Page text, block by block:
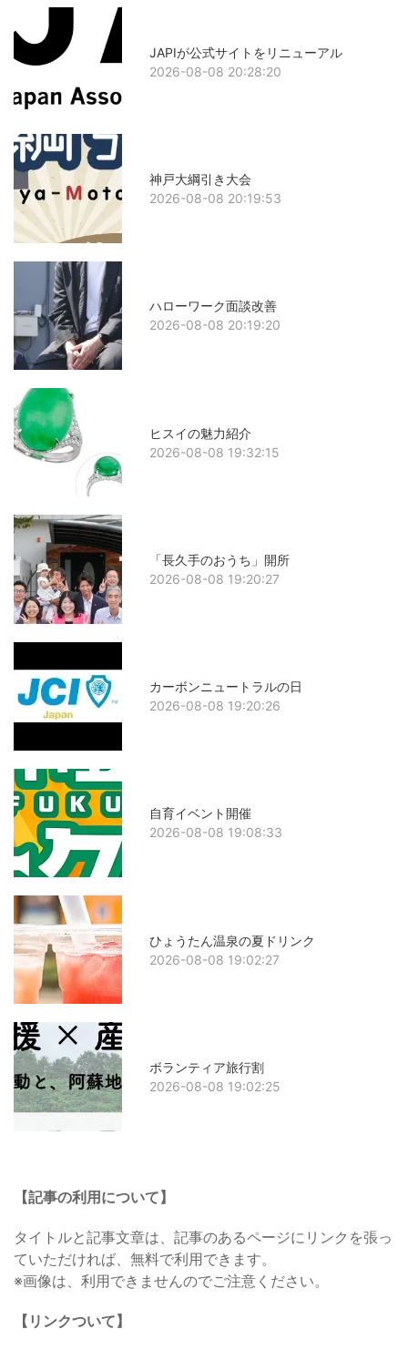
JAPIが公式サイトをリニューアル
2026-08-08 20:28:20
神戸大綱引き大会
2026-08-08 20:19:53
ハローワーク面談改善
2026-08-08 20:19:20
ヒスイの魅力紹介
2026-08-08 19:32:15
「長久手のおうち」開所
2026-08-08 19:20:27
カーボンニュートラルの日
2026-08-08 19:20:26
自育イベント開催
2026-08-08 19:08:33
ひょうたん温泉の夏ドリンク
2026-08-08 19:02:27
ボランティア旅行割
2026-08-08 19:02:25
【記事の利用について】
タイトルと記事文章は、記事のあるページにリンクを張っ
ていただければ、無料で利用できます。
※画像は、利用できませんのでご注意ください。
【リンクついて】